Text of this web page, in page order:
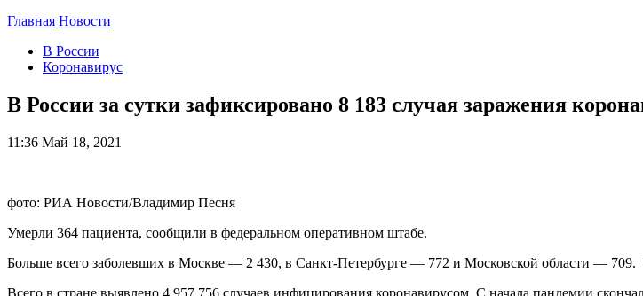
Главная Новости
В России
Коронавирус
В России за сутки зафиксировано 8 183 случая заражения
11:36 Май 18, 2021
фото: РИА Новости/Владимир Песня
Умерли 364 пациента, сообщили в федеральном оперативном штабе.
Больше всего заболевших в Москве — 2 430, в Санкт-Петербурге — 772 и Московской области —
Всего в стране выявлено 4 957 756 случаев инфицирования коронавирусом. С начала пандемии